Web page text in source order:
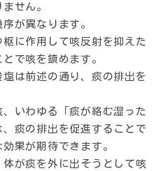
せん。
が異なります。
に作用して咳反射を抑えた
で咳を鎮めます。
は前述の通り、痰の排出を
いわゆる「痰が絡む湿った
痰の排出を促進することで
果が期待できます。
が痰を外に出そうとして咳